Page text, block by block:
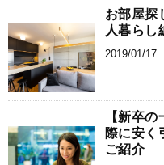
お部屋探
人暮らし
2019/01/17
【新卒
際に安く
ご紹介